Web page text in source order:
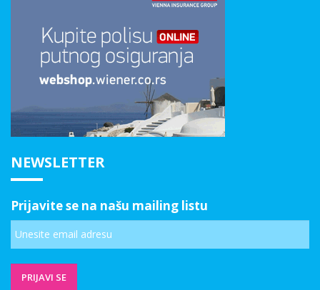
NEWSLETTER
Prijavite se na našu mailing listu